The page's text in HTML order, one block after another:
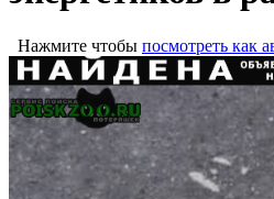
Нажмите чтобы посмотреть как